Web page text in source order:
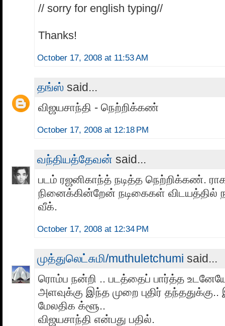
// sorry for english typing//
Thanks!
October 17, 2008 at 11:53 AM
தங்ஸ் said...
விஜயசாந்தி - நெற்றிக்கண்
October 17, 2008 at 12:18 PM
வந்தியத்தேவன் said...
படம் ரஜனிகாந்த் நடித்த நெற்றிக்கண்.
நினைக்கின்றேன் நடிகைகள்
வீக்.
October 17, 2008 at 12:34 PM
முத்துலெட்சுமி/muthuletchumi said...
ரொம்ப நன்றி .. படத்தைப் பார்த்த
அளவுக்கு இந்த முறை புதிர்
மேலதிக க்ளூ..
விஜயசாந்தி என்பது பதில்.